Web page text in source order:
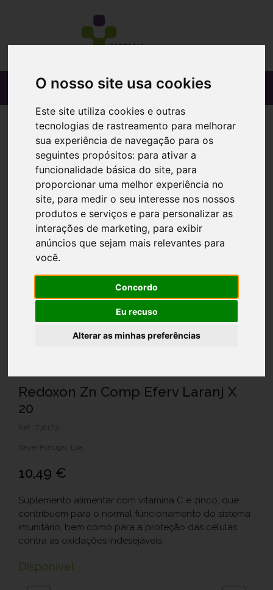
O nosso site usa cookies
Este site utiliza cookies e outras
tecnologias de rastreamento para melhorar
sua experiência de navegação para os
seguintes propósitos: para ativar a
funcionalidade básica do site, para
proporcionar uma melhor experiência no
site, para medir o seu interesse nos nossos
produtos e serviços e para personalizar as
interações de marketing, para exibir
anúncios que sejam mais relevantes para
você.
Concordo
Eu recuso
Alterar as minhas preferências
Redoxon Zn Comp Eferv Laranj X
20
Ref.: 7381731
Bayer Portugal, Lda.
10,49 €
Suplemento alimentar com vitamina C e zinco, que
contribuem para o normal funcionamento do sistema
imunitário, bem como para a proteção das células
contra as oxidações indesejáveis.
Disponível